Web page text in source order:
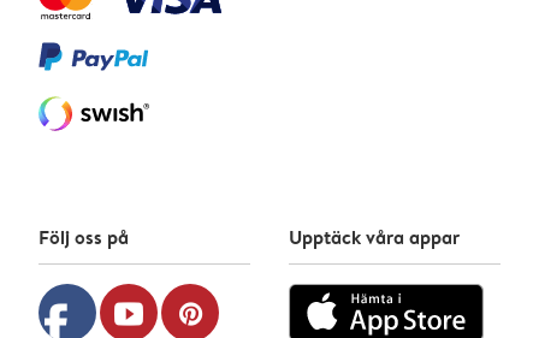
Följ oss på
facebook youtube pinterest
Upptäck våra appar